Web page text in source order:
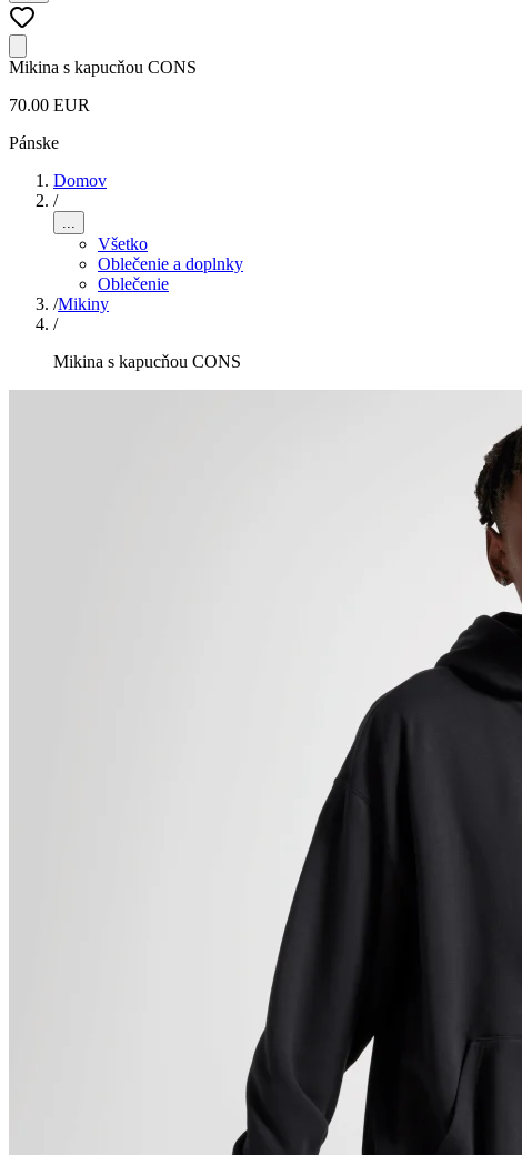
Mikina s kapucňou CONS
70.00 EUR
Pánske
Domov
/
...
Všetko
Oblečenie a doplnky
Oblečenie
/Mikiny
/
Mikina s kapucňou CONS